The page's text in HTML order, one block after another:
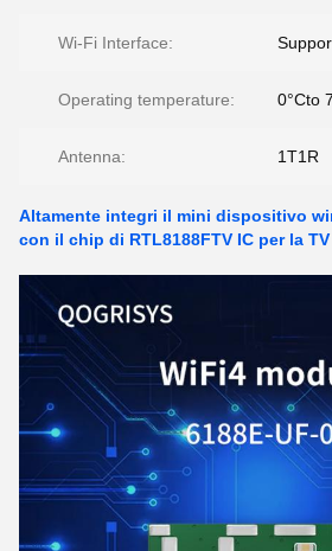
Wi-Fi Interface:
Operating temperature: 0°Cto
Antenna: 1T1R
Altamente integri il mini dispositivo
con il chip di RTL8188FTV IC per la